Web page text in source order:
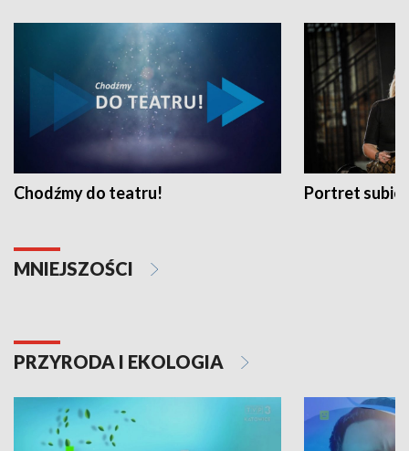
Chodźmy do teatru! Portret
MNIEJSZOŚCI
PRZYRODA I EKOLOGIA